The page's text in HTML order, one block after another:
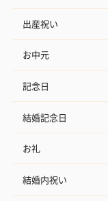
出産祝い
お中元
記念日
結婚記念日
お礼
結婚内祝い